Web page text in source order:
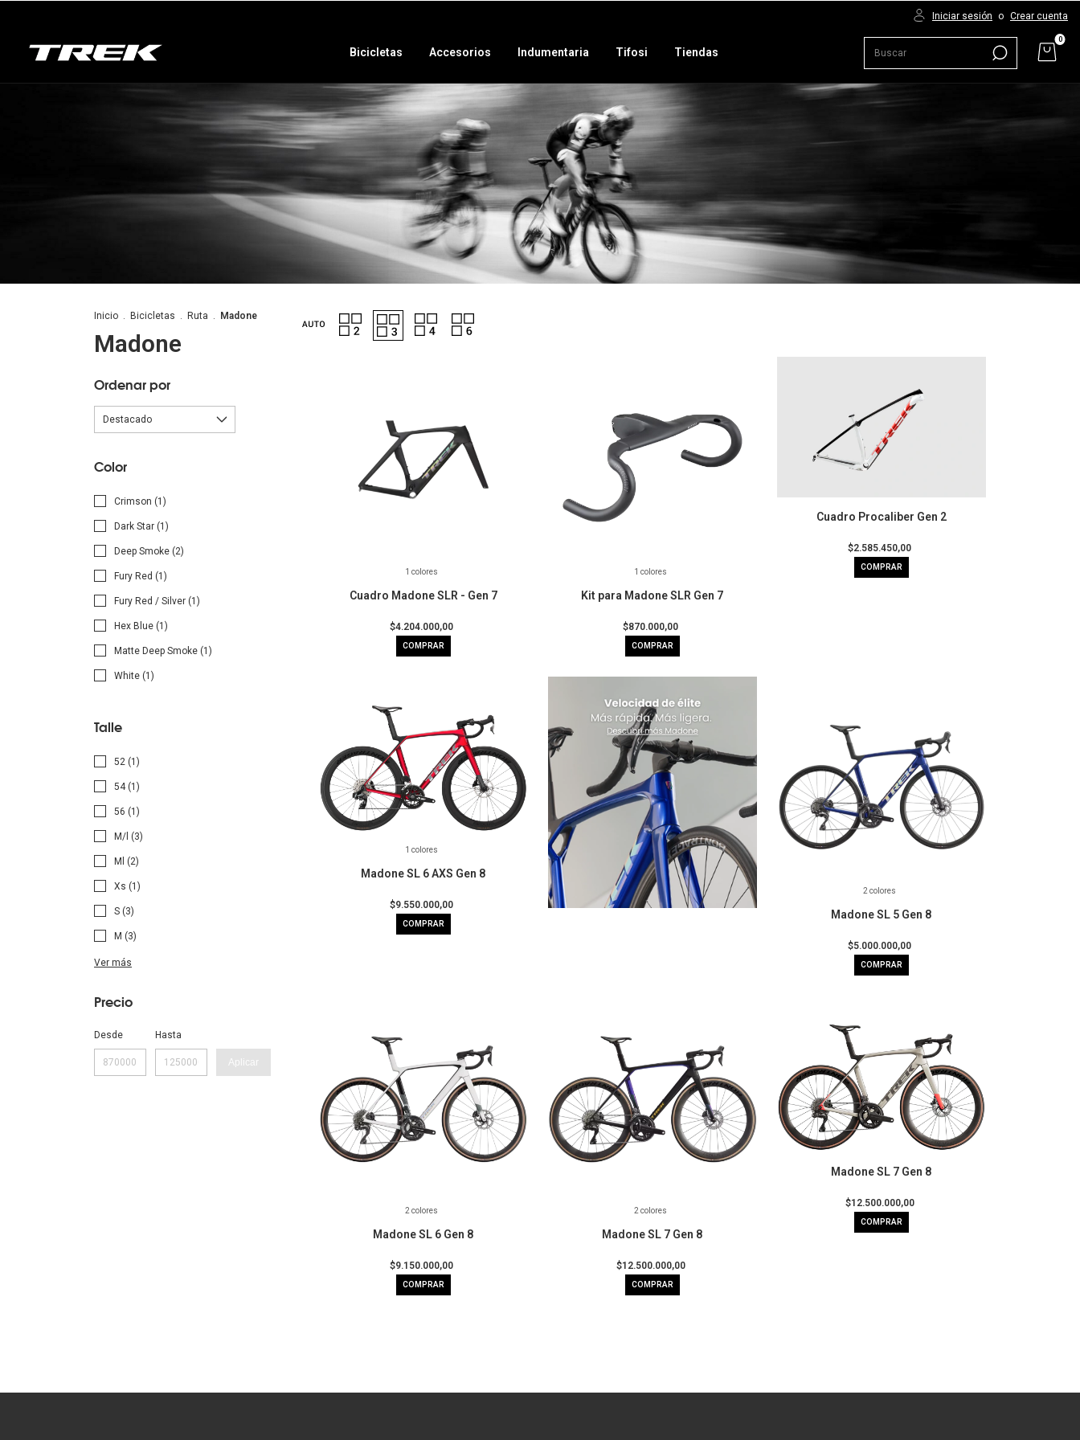
Iniciar sesión o Crear cuenta
Bicicletas Accesorios Indumentaria Tifosi Tiendas
0
Inicio . Bicicletas . Ruta . Madone
Madone
Ordenar por
Color
Crimson (1)
Dark Star (1)
Deep Smoke (2)
Fury Red (1)
Fury Red / Silver (1)
Hex Blue (1)
Matte Deep Smoke (1)
White (1)
Talle
52 (1)
54 (1)
56 (1)
M/l (3)
Ml (2)
Xs (1)
S (3)
M (3)
Ver más
Precio
Desde Hasta
Aplicar
1 colores
Cuadro Madone SLR - Gen 7
$4.204.000,00
COMPRAR
1 colores
Kit para Madone SLR Gen 7
$870.000,00
COMPRAR
Cuadro Procaliber Gen 2
$2.585.450,00
1 colores
Madone SL 6 AXS Gen 8
$9.550.000,00
COMPRAR
2 colores
Madone SL 5 Gen 8
$5.000.000,00
COMPRAR
2 colores
Madone SL 6 Gen 8
$9.150.000,00
COMPRAR
2 colores
Madone SL 7 Gen 8
$12.500.000,00
COMPRAR
Madone SL 7 Gen 8
$12.500.000,00
COMPRAR